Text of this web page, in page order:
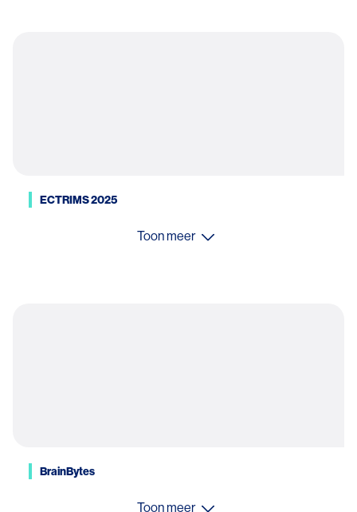
ECTRIMS 2025
Toon meer
BrainBytes
Toon meer